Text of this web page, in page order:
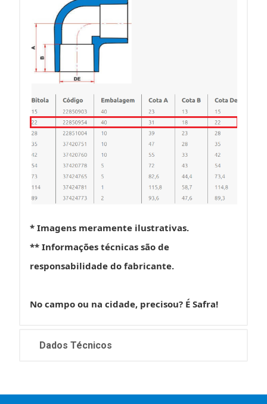
* Imagens meramente ilustrativas.
** Informações técnicas são de
responsabilidade do fabricante.
No campo ou na cidade, precisou? É Safra!
Dados Técnicos